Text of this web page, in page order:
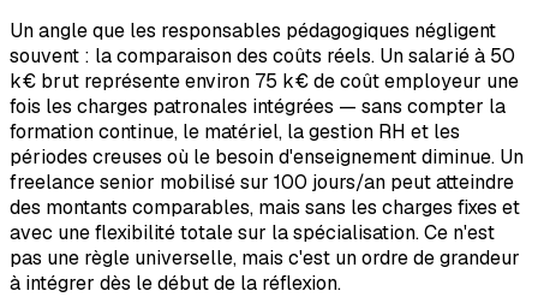
Un angle que les responsables pédagogiques négligent
souvent : la comparaison des coûts réels. Un salarié à 50
k€ brut représente environ 75 k€ de coût employeur une
fois les charges patronales intégrées — sans compter la
formation continue, le matériel, la gestion RH et les
périodes creuses où le besoin d'enseignement diminue. Un
freelance senior mobilisé sur 100 jours/an peut atteindre
des montants comparables, mais sans les charges fixes et
avec une flexibilité totale sur la spécialisation. Ce n'est
pas une règle universelle, mais c'est un ordre de grandeur
à intégrer dès le début de la réflexion.